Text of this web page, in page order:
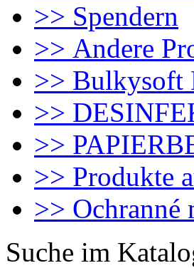
>> Spendern
>> Andere
>> Bulkysoft
>>
>>
>> Produkte
>> Ochranné
Suche im